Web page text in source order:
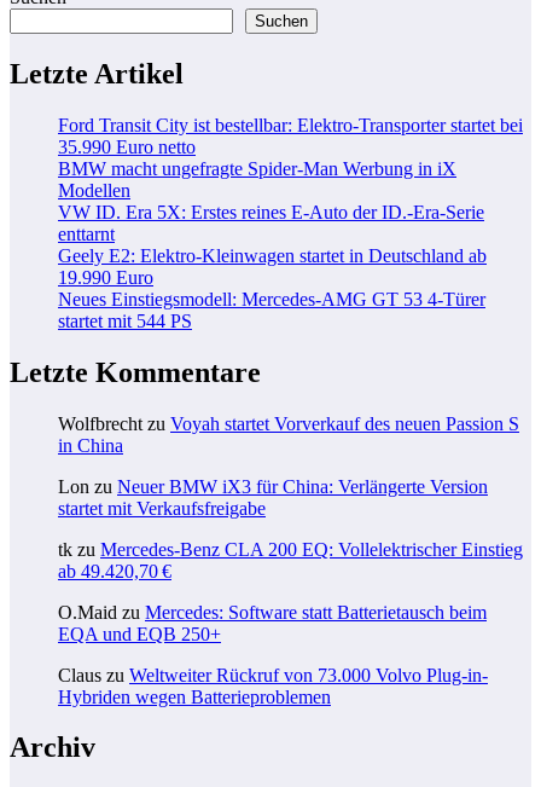
Suchen
Letzte Artikel
Ford Transit City ist bestellbar: Elektro-Transporter startet bei
35.990 Euro netto
BMW macht ungefragte Spider-Man Werbung in iX
Modellen
VW ID. Era 5X: Erstes reines E-Auto der ID.-Era-Serie
enttarnt
Geely E2: Elektro-Kleinwagen startet in Deutschland ab
19.990 Euro
Neues Einstiegsmodell: Mercedes-AMG GT 53 4-Türer
startet mit 544 PS
Letzte Kommentare
Wolfbrecht zu Voyah startet Vorverkauf des neuen Passion S
in China
Lon zu Neuer BMW iX3 für China: Verlängerte Version
startet mit Verkaufsfreigabe
tk zu Mercedes-Benz CLA 200 EQ: Vollelektrischer Einstieg
ab 49.420,70 €
O.Maid zu Mercedes: Software statt Batterietausch beim
EQA und EQB 250+
Claus zu Weltweiter Rückruf von 73.000 Volvo Plug-in-
Hybriden wegen Batterieproblemen
Archiv